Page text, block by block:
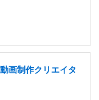
画制作クリエイタ